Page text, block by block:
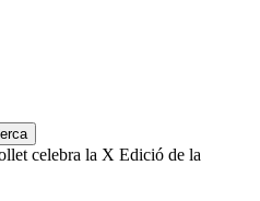
celebra la X Edició de la